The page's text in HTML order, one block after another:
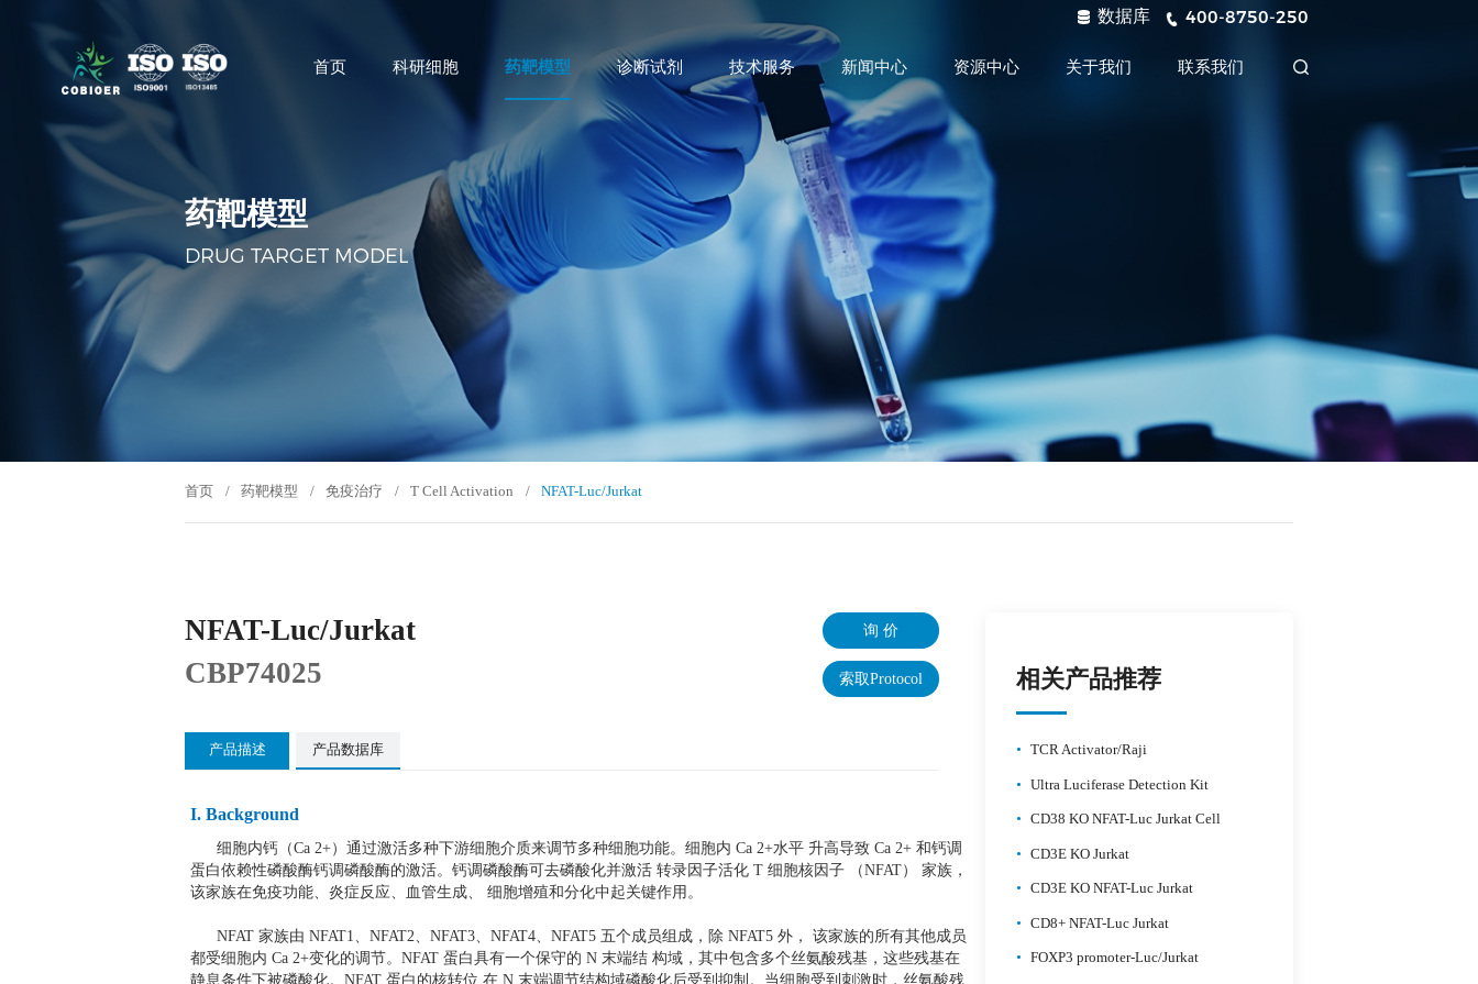
数据库 400-8750-250
首页 科研细胞 药靶模型 诊断试剂 技术服务 新闻中心 资源中心 关于我们 联系我们
药靶模型
DRUG TARGET MODEL
首页 / 药靶模型 / 免疫治疗 / T Cell Activation / NFAT-Luc/Jurkat
NFAT-Luc/Jurkat
CBP74025
询 价
索取Protocol
产品描述 产品数据库
I. Background
细胞内钙（Ca 2+）通过激活多种下游细胞介质来调节多种细胞功能。细胞内 Ca 2+水平 升高导致 Ca 2+ 和钙调
蛋白依赖性磷酸酶钙调磷酸酶的激活。钙调磷酸酶可去磷酸化并激活 转录因子活化 T 细胞核因子 （NFAT） 家族，
该家族在免疫功能、炎症反应、血管生成、 细胞增殖和分化中起关键作用。
NFAT 家族由 NFAT1、NFAT2、NFAT3、NFAT4、NFAT5 五个成员组成，除 NFAT5 外， 该家族的所有其他成员
都受细胞内 Ca 2+变化的调节。NFAT 蛋白具有一个保守的 N 末端结 构域，其中包含多个丝氨酸残基，这些残基在
静息条件下被磷酸化。NFAT 蛋白的核转位 在 N 末端调节结构域磷酸化后受到抑制。当细胞受到刺激时，丝氨酸残
相关产品推荐
• TCR Activator/Raji
• Ultra Luciferase Detection Kit
• CD38 KO NFAT-Luc Jurkat Cell
• CD3E KO Jurkat
• CD3E KO NFAT-Luc Jurkat
• CD8+ NFAT-Luc Jurkat
• FOXP3 promoter-Luc/Jurkat